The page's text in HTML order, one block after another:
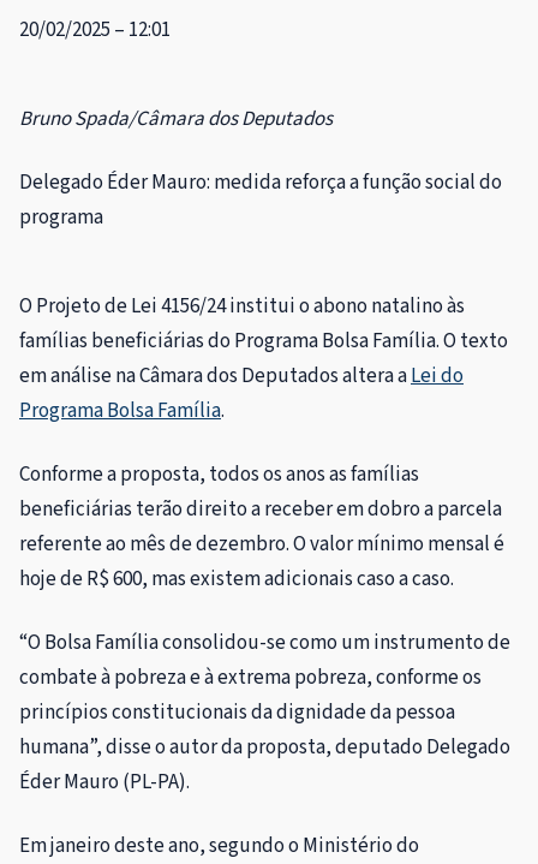
20/02/2025 – 12:01
Bruno Spada/Câmara dos Deputados
Delegado Éder Mauro: medida reforça a função social do
programa
O Projeto de Lei 4156/24 institui o abono natalino às
famílias beneficiárias do Programa Bolsa Família. O texto
em análise na Câmara dos Deputados altera aLei do
Programa Bolsa Família.
Conforme a proposta, todos os anos as famílias
beneficiárias terão direito a receber em dobro a parcela
referente ao mês de dezembro. O valor mínimo mensal é
hoje de R$ 600, mas existem adicionais caso a caso.
“O Bolsa Família consolidou-se como um instrumento de
combate à pobreza e à extrema pobreza, conforme os
princípios constitucionais da dignidade da pessoa
humana”, disse o autor da proposta, deputado Delegado
Éder Mauro (PL-PA).
Em janeiro deste ano, segundo o Ministério do